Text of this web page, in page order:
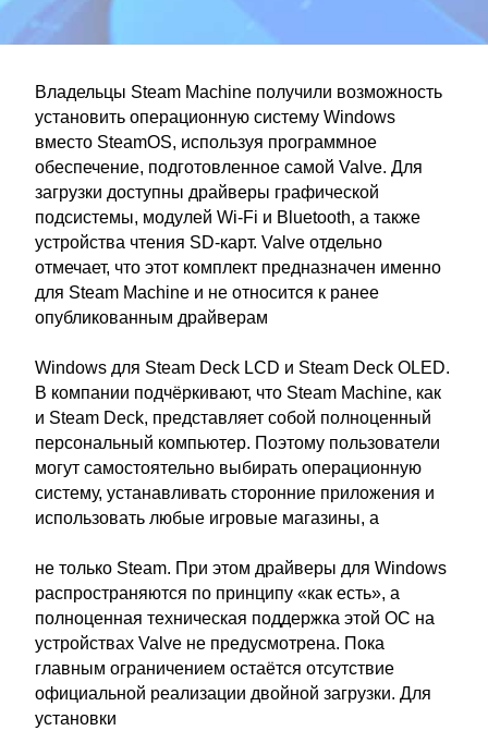
Владельцы Steam Machine получили возможность
установить операционную систему Windows
вместо SteamOS, используя программное
обеспечение, подготовленное самой Valve. Для
загрузки доступны драйверы графической
подсистемы, модулей Wi-Fi и Bluetooth, а также
устройства чтения SD-карт. Valve отдельно
отмечает, что этот комплект предназначен именно
для Steam Machine и не относится к ранее
опубликованным драйверам
Windows для Steam Deck LCD и Steam Deck OLED.
В компании подчёркивают, что Steam Machine, как
и Steam Deck, представляет собой полноценный
персональный компьютер. Поэтому пользователи
могут самостоятельно выбирать операционную
систему, устанавливать сторонние приложения и
использовать любые игровые магазины, а
не только Steam. При этом драйверы для Windows
распространяются по принципу «как есть», а
полноценная техническая поддержка этой ОС на
устройствах Valve не предусмотрена. Пока
главным ограничением остаётся отсутствие
официальной реализации двойной загрузки. Для
установки
Контакт»